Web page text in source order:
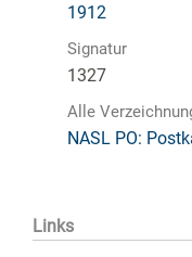
1912
Signatur
1327
Alle
NASL PO:
Links